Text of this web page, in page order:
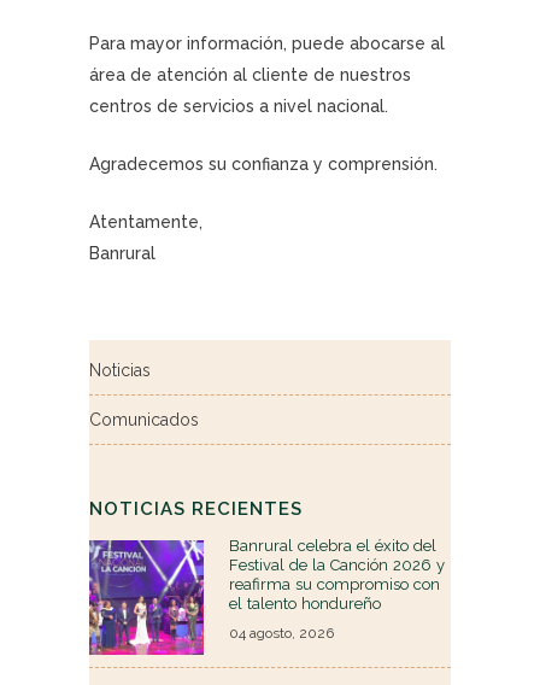
Para mayor información, puede abocarse al
área de atención al cliente de nuestros
centros de servicios a nivel nacional.
Agradecemos su confianza y comprensión.
Atentamente,
Banrural
Noticias
Comunicados
NOTICIAS RECIENTES
Banrural celebra el éxito del
Festival de la Canción 2026 y
reafirma su compromiso con
el talento hondureño
04 agosto, 2026